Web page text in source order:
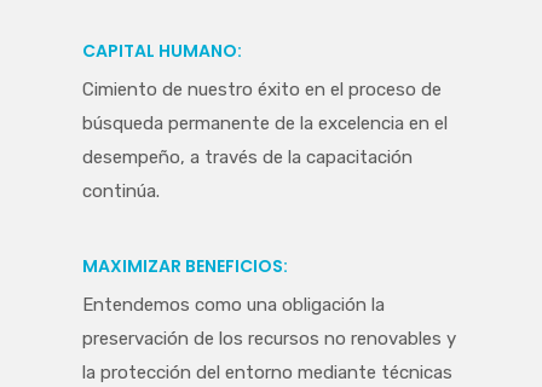
CAPITAL HUMANO:
Cimiento de nuestro éxito en el proceso de
búsqueda permanente de la excelencia en el
desempeño, a través de la capacitación
continúa.
MAXIMIZAR BENEFICIOS:
Entendemos como una obligación la
preservación de los recursos no renovables y
la protección del entorno mediante técnicas